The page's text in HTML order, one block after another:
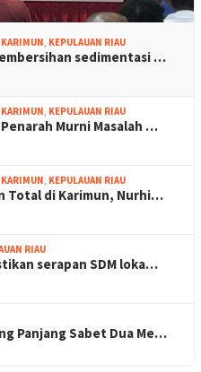
KARIMUN KEPULAUAN RIAU
sedimentasi …
KARIMUN KEPULAUAN RIAU
Murni Masalah …
KARIMUN KEPULAUAN RIAU
Total di Karimun, Nurhi…
RIAU
serapan SDM loka…
Panjang Sabet Dua Me…